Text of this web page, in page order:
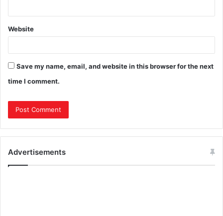
Website
Save my name, email, and website in this browser for the next
time I comment.
Advertisements